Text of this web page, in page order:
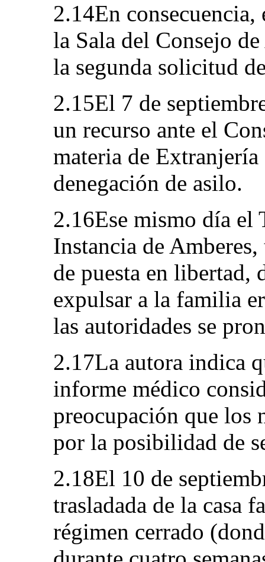
2.14En
la Sala del Consejo
la segunda solicitud
2.15El 7 de
un recurso ante el
materia de
denegación de asilo.
2.16Ese mismo día el
Instancia de
de puesta en libertad,
expulsar a la familia
las autoridades se
2.17La autora indica
informe médico
preocupación que los
por la posibilidad de
2.18El 10 de
trasladada de la casa
régimen cerrado